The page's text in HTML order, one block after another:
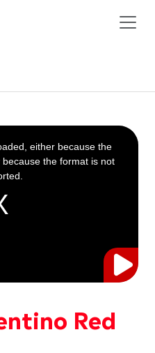
Red
either because the
the format is not